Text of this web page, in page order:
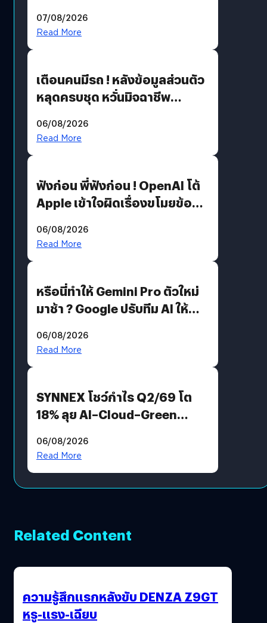
07/08/2026
Read More
เตือนคนมีรถ ! หลังข้อมูลส่วนตัว
หลุดครบชุด หวั่นมิจฉาชีพ
รหัสผ่านหลุด ไม่ใช่แฮกเกอร์
06/08/2026
Read More
ฟังก่อน พี่ฟังก่อน ! OpenAI โต้
Apple เข้าใจผิดเรื่องขโมยข้อมูล
06/08/2026
Read More
หรือนี่ทำให้ Gemini Pro ตัวใหม่
มาช้า ? Google ปรับทีม AI ให้
AGI
06/08/2026
Read More
SYNNEX โชว์กำไร Q2/69 โต
18% ลุย AI–Cloud–Green
Revenue เร่งเครื่อง New
ปันผล 0.10 บาท/หุ้น
06/08/2026
Read More
Related Content
ความรู้สึกแรกหลังขับ DENZA Z9GT
หรู-แรง-เฉียบ